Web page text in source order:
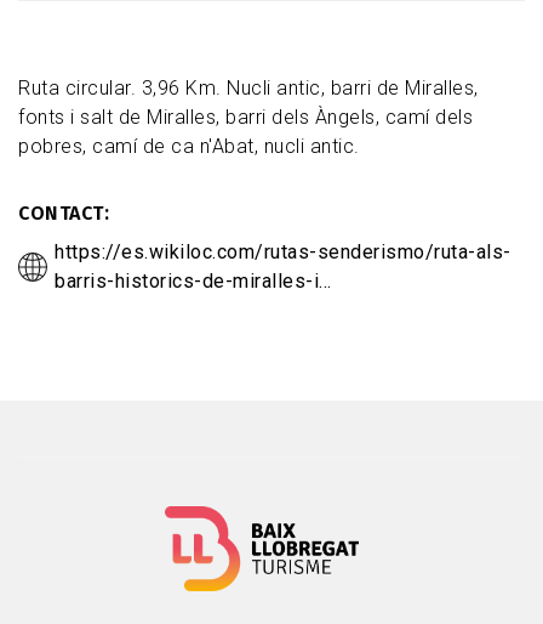
Ruta circular. 3,96 Km. Nucli antic, barri de Miralles,
fonts i salt de Miralles, barri dels Àngels, camí dels
pobres, camí de ca n'Abat, nucli antic.
CONTACT
https://es.wikiloc.com/rutas-senderismo/ruta-als-
barris-historics-de-miralles-i…